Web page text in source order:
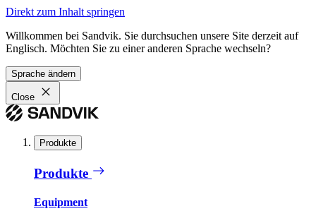
Direkt zum Inhalt springen
Willkommen bei Sandvik. Sie durchsuchen unsere Site derzeit auf
Englisch. Möchten Sie zu einer anderen Sprache wechseln?
Sprache ändern
Close
Produkte
Produkte
Equipment